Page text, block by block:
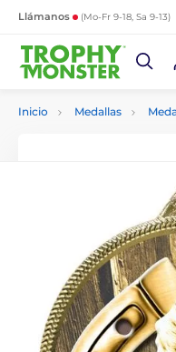
Llámanos (Mo-Fr 9-18, Sa 9-13)
Inicio Medallas